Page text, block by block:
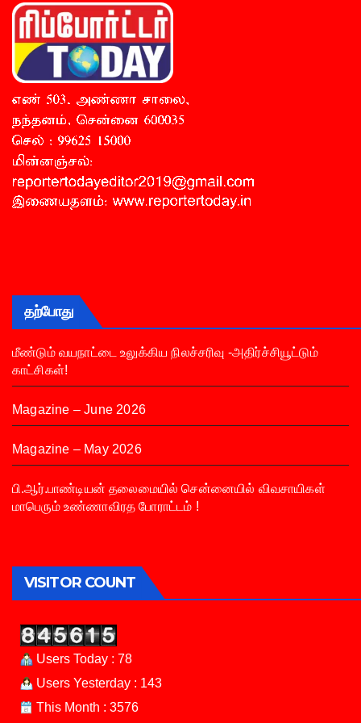
தற்போது
மீண்டும் வயநாட்டை உலுக்கிய நிலச்சரிவு -அதிர்ச்சியூட்டும்
காட்சிகள்!
Magazine – June 2026
Magazine – May 2026
பி.ஆர்.பாண்டியன் தலைமையில் சென்னையில் விவசாயிகள்
மாபெரும் உண்ணாவிரத போராட்டம் !
VISITOR COUNT
Users Today : 78
Users Yesterday : 143
This Month : 3576